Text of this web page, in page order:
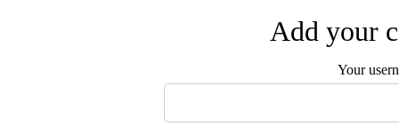
Add your
Your